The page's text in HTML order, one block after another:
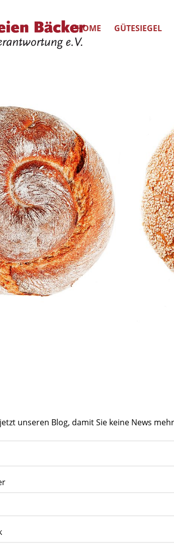
HOME GÜTESIEGEL
unseren Blog, damit Sie keine News